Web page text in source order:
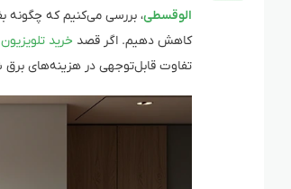
الوقسطی، بررسی می‌کنیم که چگونه
کاهش دهیم. اگر قصد خرید تلویزیون
تفاوت قابل‌توجهی در هزینه‌های برق